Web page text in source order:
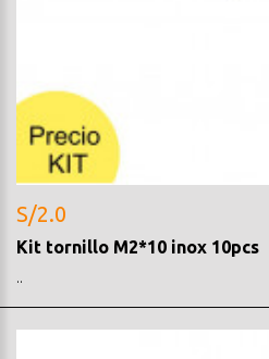
S/2.0
Kit tornillo M2*10 inox 10pcs
..